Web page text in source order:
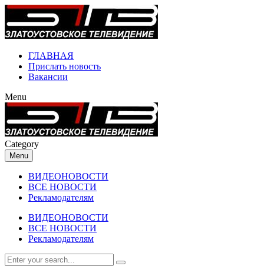
ГЛАВНАЯ
Прислать новость
Вакансии
Menu
Category
Menu
ВИДЕОНОВОСТИ
ВСЕ НОВОСТИ
Рекламодателям
ВИДЕОНОВОСТИ
ВСЕ НОВОСТИ
Рекламодателям